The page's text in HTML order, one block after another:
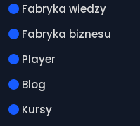
Fabryka wiedzy
Fabryka biznesu
Player
Blog
Kursy